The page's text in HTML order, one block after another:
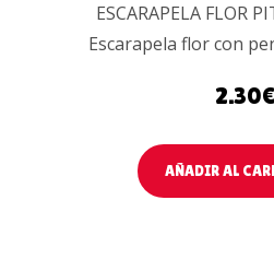
ESCARAPELA FLOR
Escarapela flor con
2.30€
AÑADIR AL